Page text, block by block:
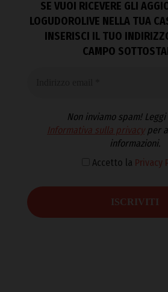
SE VUOI RICEVERE GLI
LOGUDOROLIVE NELLA TUA
INSERISCI IL TUO
CAMPO
Non inviamo spam!
Informativa sulla privacyper
informazioni.
Accetto la Privacy